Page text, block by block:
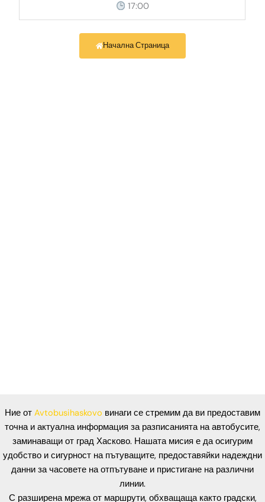
17:00
Начална Страница
Ние от Avtobusihaskovo винаги се стремим да ви предоставим
точна и актуална информация за разписанията на автобусите,
заминаващи от град Хасково. Нашата мисия е да осигурим
удобство и сигурност на пътуващите, предоставяйки надеждни
данни за часовете на отпътуване и пристигане на различни
линии.
С разширена мрежа от маршрути, обхващаща както градски,